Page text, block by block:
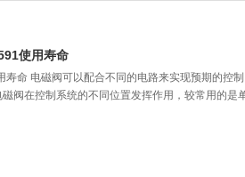
使用寿命
命 电磁阀可以配合不同的电路来实现预期的控
阀在控制系统的不同位置发挥作用，较常用的是